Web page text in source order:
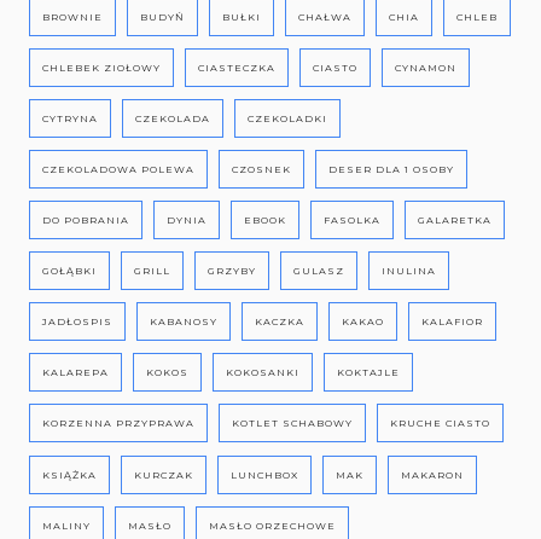
BROWNIE BUDYŃ BUŁKI CHAŁWA CHIA CHLEB
CHLEBEK ZIOŁOWY CIASTECZKA CIASTO CYNAMON
CYTRYNA CZEKOLADA CZEKOLADKI
CZEKOLADOWA POLEWA CZOSNEK DESER DLA 1 OSOBY
DO POBRANIA DYNIA EBOOK FASOLKA GALARETKA
GOŁĄBKI GRILL GRZYBY GULASZ INULINA
JADŁOSPIS KABANOSY KACZKA KAKAO KALAFIOR
KALAREPA KOKOS KOKOSANKI KOKTAJLE
KORZENNA PRZYPRAWA KOTLET SCHABOWY KRUCHE CIASTO
KSIĄŻKA KURCZAK LUNCHBOX MAK MAKARON
MALINY MASŁO MASŁO ORZECHOWE